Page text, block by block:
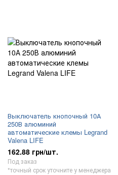
Выключатель кнопочный 10А
250В алюминий
автоматические клемы Legrand
Valena LIFE
162.88 грн/шт.
Под заказ
*точный срок уточните у менеджера